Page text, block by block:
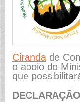
Ciranda de
o apoio do
que